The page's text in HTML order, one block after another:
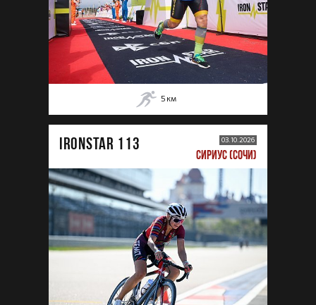
5 км
IRONSTAR 113 03.10.2026
СИРИУС (СОЧИ)